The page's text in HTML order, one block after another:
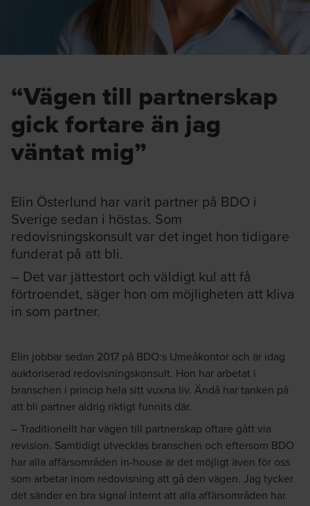
“Vägen till partnerskap
gick fortare än jag
väntat mig”
Elin Österlund har varit partner på BDO i
Sverige sedan i höstas. Som
redovisningskonsult var det inget hon tidigare
funderat på att bli.
– Det var jättestort och väldigt kul att få
förtroendet, säger hon om möjligheten att kliva
in som partner.
Elin jobbar sedan 2017 på BDO:s Umeåkontor och är idag
auktoriserad redovisningskonsult. Hon har arbetat i
branschen i princip hela sitt vuxna liv. Ändå har tanken på
att bli partner aldrig riktigt funnits där.
– Traditionellt har vägen till partnerskap oftare gått via
revision. Samtidigt utvecklas branschen och eftersom BDO
har alla affärsområden in-house är det möjligt även för oss
som arbetar inom redovisning att gå den vägen. Jag tycker
det sänder en bra signal internt att alla affärsområden har